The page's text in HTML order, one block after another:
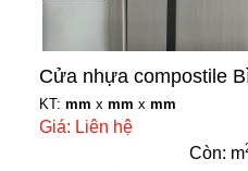
Cửa nhựa compostile
KT: mm x mm x mm
Giá: Liên hệ
Còn: m